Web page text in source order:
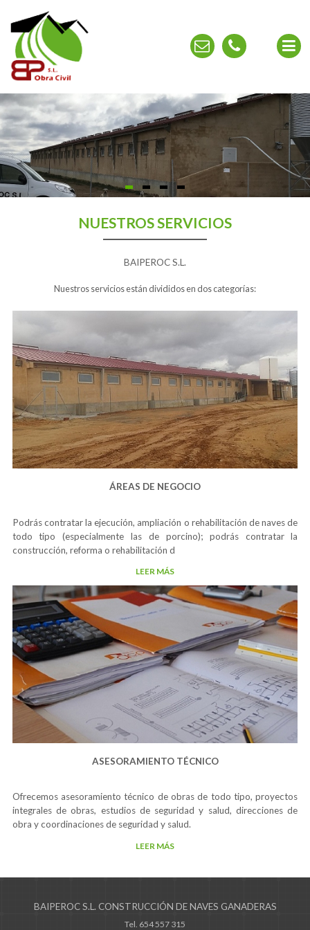
NUESTROS SERVICIOS
BAIPEROC S.L.
Nuestros servicios están divididos en dos categorías:
ÁREAS DE NEGOCIO
podrás contratar la ejecución, ampliación o rehabilitación de naves de
todo tipo (especialmente las de porcino); podrás contratar la
construcción, reforma o rehabilitación d
LEER MÁS
ASESORAMIENTO TÉCNICO
ofrecemos asesoramiento técnico de obras de todo tipo, proyectos
integrales de obras, estudios de seguridad y salud, direcciones de
obra y coordinaciones de seguridad y salud.
LEER MÁS
BAIPEROC S.L. CONSTRUCCIÓN DE NAVES GANADERAS
Tel. 654 557 315